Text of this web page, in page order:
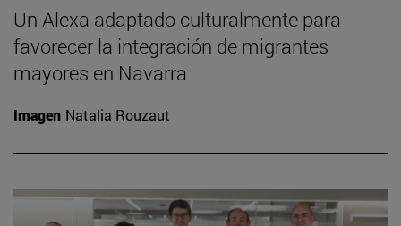
Un Alexa adaptado culturalmente para
favorecer la integración de migrantes
mayores en Navarra
Imagen Natalia Rouzaut